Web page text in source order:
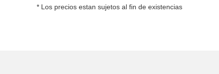
* Los precios estan sujetos al fin de existencias